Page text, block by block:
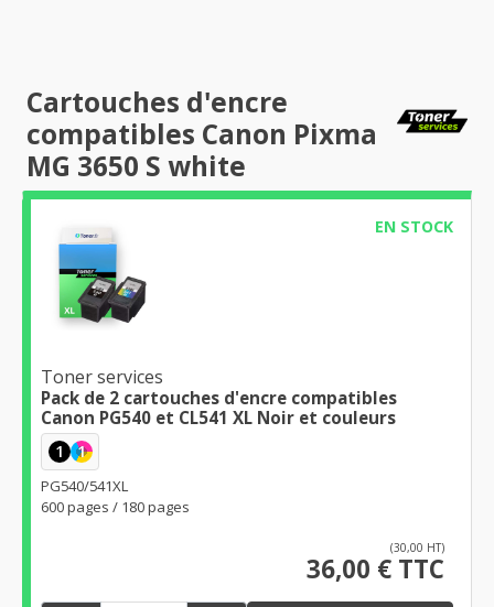
Cartouches d'encre
compatibles Canon Pixma
MG 3650 S white
EN STOCK
Toner services
Pack de 2 cartouches d'encre compatibles
Canon PG540 et CL541 XL Noir et couleurs
1 1
PG540/541XL
600 pages / 180 pages
(30,00 HT)
36,00 € TTC